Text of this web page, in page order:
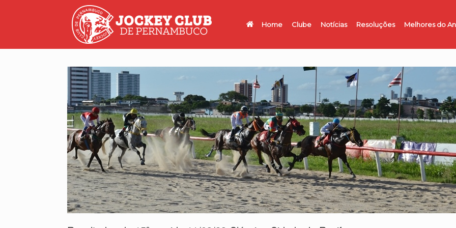
Home Clube Notícias Resoluções Melhores do